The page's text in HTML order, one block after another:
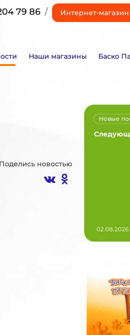
79 86 / Интернет-магазин
Наши магазины Баско
Поделись новостью
Новые
02.08.2026